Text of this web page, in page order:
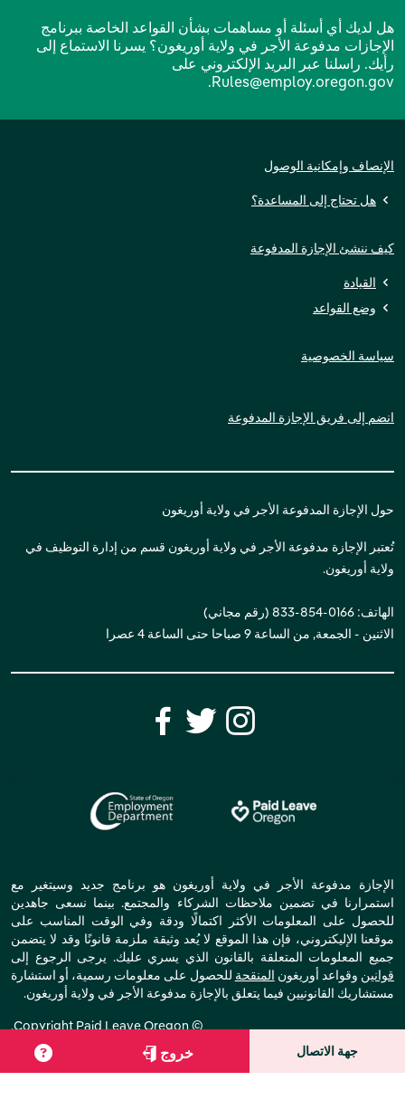
جهة الاتصال خروج
هل لديك أي أسئلة أو مساهمات بشأن القواعد الخاصة ببرنامج
الإجازات مدفوعة الأجر في ولاية أوريغون؟ يسرنا الاستماع إلى
رأيك. راسلنا عبر البريد الإلكتروني على
Rules@employ.oregon.gov
.
حول الإجازة المدفوعة الأجر في ولاية أوريغون
تُعتبر الإجازة مدفوعة الأجر في ولاية أوريغون قسم من إدارة التوظيف في
ولاية أوريغون.
الهاتف: 0166-854-833 (رقم مجاني)
الاثنين - الجمعة, من الساعة 9 صباحا حتى الساعة 4 عصرا
كيف ننشئ الإجازة المدفوعة
القيادة
وضع القواعد
الإنصاف وإمكانية الوصول
هل تحتاج إلى المساعدة؟
سياسة الخصوصية
انضم إلى فريق الإجازة المدفوعة
الإجازة مدفوعة الأجر في ولاية أوريغون هو برنامج جديد وسيتغير مع
استمرارنا في تضمين ملاحظات الشركاء والمجتمع. بينما نسعى جاهدين
للحصول على المعلومات الأكثر اكتمالًا ودقة وفي الوقت المناسب على
موقعنا الإليكتروني، فإن هذا الموقع لا يُعد وثيقة ملزمة قانونًا وقد لا يتضمن
جميع المعلومات المتعلقة بالقانون الذي يسري عليك. يرجى الرجوع إلى
قوانين وقواعد أوريغون المنقحة للحصول على معلومات رسمية، أو استشارة
مستشاريك القانونيين فيما يتعلق بالإجازة مدفوعة الأجر في ولاية أوريغون.
© Copyright Paid Leave Oregon.
All Rights Reserved